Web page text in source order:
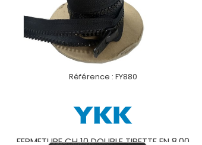
Référence : FY880
FERMETURE CH 10 DOUBLE TIRETTE EN 8.00